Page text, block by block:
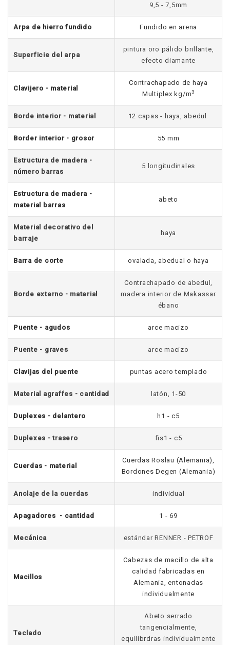
9,5 - 7,5mm
Arpa de hierro fundido Fundido en arena
Superficie del arpa
pintura oro pálido brillante,
efecto diamante
Clavijero - material
Contrachapado de haya
Multiplex kg/m3
Borde interior - material 12 capas - haya, abedul
Border interior - grosor 55 mm
Estructura de madera -
número barras
5 longitudinales
Estructura de madera -
material barras
abeto
Material decorativo del
barraje
haya
Barra de corte ovalada, abedual o haya
Borde externo - material
Contrachapado de abedul,
madera interior de Makassar
ébano
Puente - agudos arce macizo
Puente - graves arce macizo
Clavijas del puente puntas acero templado
Material agraffes - cantidad latón, 1-50
Duplexes - delantero h1 - c5
Duplexes - trasero fis1 - c5
Cuerdas - material
Cuerdas Röslau (Alemania),
Bordones Degen (Alemania)
Anclaje de la cuerdas individual
Apagadores - cantidad 1 - 69
Mecánica estándar RENNER - PETROF
Macillos
Cabezas de macillo de alta
calidad fabricadas en
Alemania, entonadas
individualmente
Teclado
Abeto serrado
tangencialmente,
equilibrdras individualmente